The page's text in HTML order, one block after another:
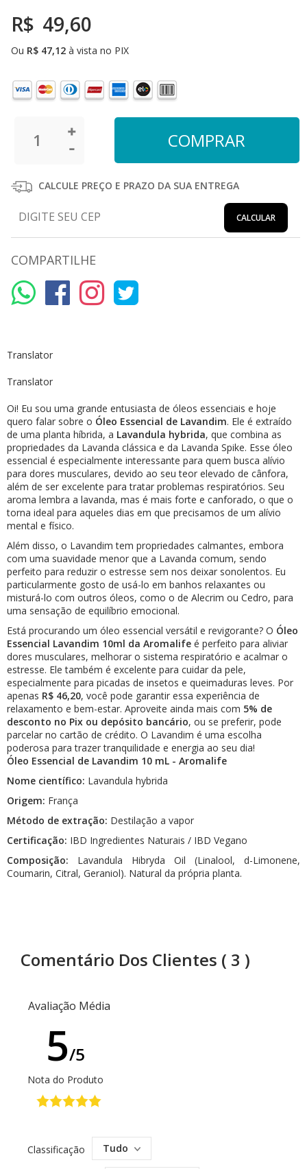
R$ 49,60
Ou R$ 47,12 à vista no PIX
CALCULE PREÇO E PRAZO DA SUA ENTREGA
CALCULAR
COMPARTILHE
Translator
Translator
Oi! Eu sou uma grande entusiasta de óleos essenciais e hoje
quero falar sobre o Óleo Essencial de Lavandim. Ele é extraído
de uma planta híbrida, a Lavandula hybrida, que combina as
propriedades da Lavanda clássica e da Lavanda Spike. Esse óleo
essencial é especialmente interessante para quem busca alívio
para dores musculares, devido ao seu teor elevado de cânfora,
além de ser excelente para tratar problemas respiratórios. Seu
aroma lembra a lavanda, mas é mais forte e canforado, o que o
torna ideal para aqueles dias em que precisamos de um alívio
mental e físico.
Além disso, o Lavandim tem propriedades calmantes, embora
com uma suavidade menor que a Lavanda comum, sendo
perfeito para reduzir o estresse sem nos deixar sonolentos. Eu
particularmente gosto de usá-lo em banhos relaxantes ou
misturá-lo com outros óleos, como o de Alecrim ou Cedro, para
uma sensação de equilíbrio emocional.
Está procurando um óleo essencial versátil e revigorante? O Óleo
Essencial Lavandim 10ml da Aromalife é perfeito para aliviar
dores musculares, melhorar o sistema respiratório e acalmar o
estresse. Ele também é excelente para cuidar da pele,
especialmente para picadas de insetos e queimaduras leves. Por
apenas R$ 46,20, você pode garantir essa experiência de
relaxamento e bem-estar. Aproveite ainda mais com 5% de
desconto no Pix ou depósito bancário, ou se preferir, pode
parcelar no cartão de crédito. O Lavandim é uma escolha
poderosa para trazer tranquilidade e energia ao seu dia!
Óleo Essencial de Lavandim 10 mL - Aromalife
Nome científico: Lavandula hybrida
Origem: França
Método de extração: Destilação a vapor
Certificação: IBD Ingredientes Naturais / IBD Vegano
Composição: Lavandula Hibryda Oil (Linalool, d-Limonene,
Coumarin, Citral, Geraniol). Natural da própria planta.
Comentário Dos Clientes ( 3 )
Avaliação Média
5/5
Nota do Produto
Classificação Tudo